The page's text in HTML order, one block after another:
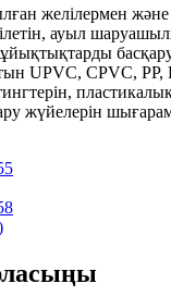
желілермен және
ауыл
UPVC, CPVC, PP,
жүйелерін